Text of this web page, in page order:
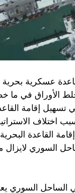
على حكومة وفاق
سبب أمني للتواجد
قاعدة عسكرية
خلط الأوراق في
إقامة
اختلاف
القاعدة
السوري لايزال
السوري